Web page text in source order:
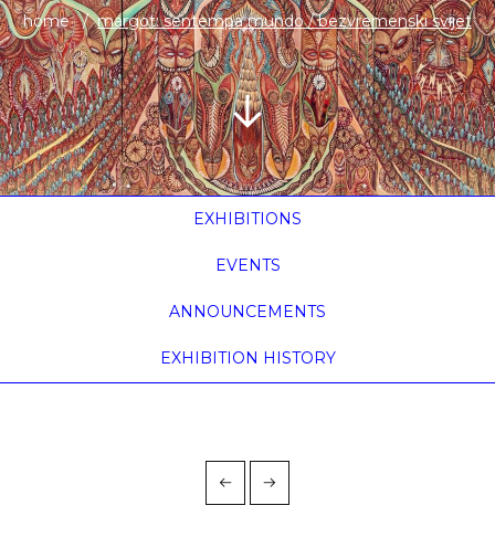
home margot: sentempa mundo / bezvremenski svijet
EXHIBITIONS
EVENTS
ANNOUNCEMENTS
EXHIBITION HISTORY